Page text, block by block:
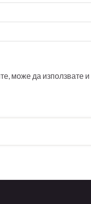
може да използвате и